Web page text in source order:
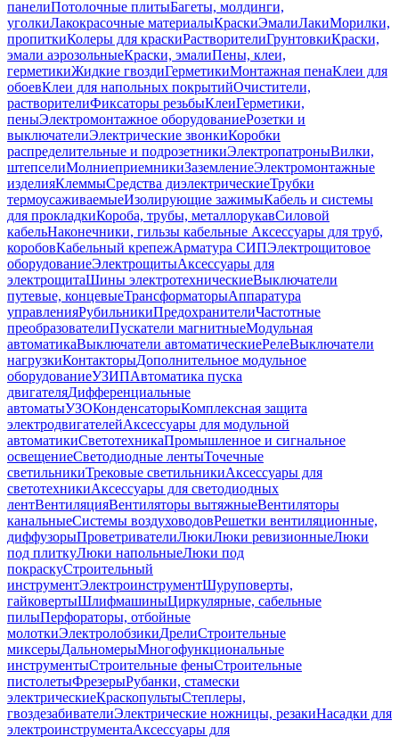
панелиПотолочные плитыБагеты, молдинги,
уголкиЛакокрасочные материалыКраскиЭмалиЛакиМорилки,
пропиткиКолеры для краскиРастворителиГрунтовкиКраски,
эмали аэрозольныеКраски, эмалиПены, клеи,
герметикиЖидкие гвоздиГерметикиМонтажная пенаКлеи для
обоевКлеи для напольных покрытийОчистители,
растворителиФиксаторы резьбыКлеиГерметики,
пеныЭлектромонтажное оборудованиеРозетки и
выключателиЭлектрические звонкиКоробки
распределительные и подрозетникиЭлектропатроныВилки,
штепселиМолниеприемникиЗаземлениеЭлектромонтажные
изделияКлеммыСредства диэлектрическиеТрубки
термоусаживаемыеИзолирующие зажимыКабель и системы
для прокладкиКороба, трубы, металлорукавСиловой
кабельНаконечники, гильзы кабельные Аксессуары для труб,
коробовКабельный крепежАрматура СИПЭлектрощитовое
оборудованиеЭлектрощитыАксессуары для
электрощитаШины электротехническиеВыключатели
путевые, концевыеТрансформаторыАппаратура
управленияРубильникиПредохранителиЧастотные
преобразователиПускатели магнитныеМодульная
автоматикаВыключатели автоматическиеРелеВыключатели
нагрузкиКонтакторыДополнительное модульное
оборудованиеУЗИПАвтоматика пуска
двигателяДифференциальные
автоматыУЗОКонденсаторыКомплексная защита
электродвигателейАксессуары для модульной
автоматикиСветотехникаПромышленное и сигнальное
освещениеСветодиодные лентыТочечные
светильникиТрековые светильникиАксессуары для
светотехникиАксессуары для светодиодных
лентВентиляцияВентиляторы вытяжныеВентиляторы
канальныеСистемы воздуховодовРешетки вентиляционные,
диффузорыПроветривателиЛюкиЛюки ревизионныеЛюки
под плиткуЛюки напольныеЛюки под
покраскуСтроительный
инструментЭлектроинструментШуруповерты,
гайковертыШлифмашиныЦиркулярные, сабельные
пилыПерфораторы, отбойные
молоткиЭлектролобзикиДрелиСтроительные
миксерыДальномерыМногофункциональные
инструментыСтроительные феныСтроительные
пистолетыФрезерыРубанки, стамески
электрическиеКраскопультыСтеплеры,
гвоздезабивателиЭлектрические ножницы, резакиНасадки для
электроинструментаАксессуары для